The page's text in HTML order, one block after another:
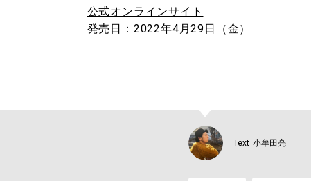
公式オンラインサイト
発売日：2022年4月29日（金）
Text_小牟田亮